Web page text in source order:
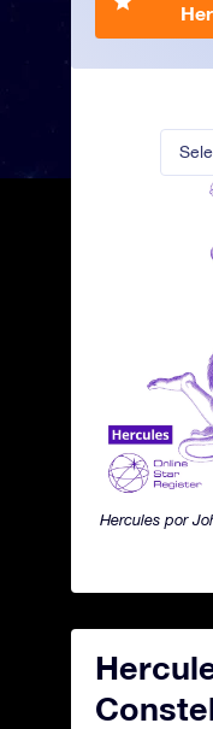
Hercules por